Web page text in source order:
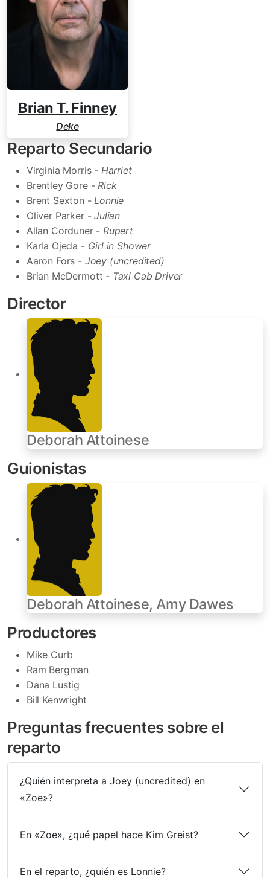
Brian T. Finney
Deke
Reparto Secundario
Virginia Morris - Harriet
Brentley Gore -Rick
Brent Sexton -Lonnie
Oliver Parker -Julian
Allan Corduner -Rupert
Karla Ojeda - Girl in Shower
Aaron Fors - Joey (uncredited)
Brian McDermott - Taxi Cab Driver
Director
Deborah Attoinese
Guionistas
Deborah Attoinese, Amy Dawes
Productores
Mike Curb
Ram Bergman
Dana Lustig
Bill Kenwright
Preguntas frecuentes sobre el
reparto
¿Quién interpreta a Joey (uncredited) en
«Zoe»?
En «Zoe», ¿qué papel hace Kim Greist?
En el reparto, ¿quién es Lonnie?